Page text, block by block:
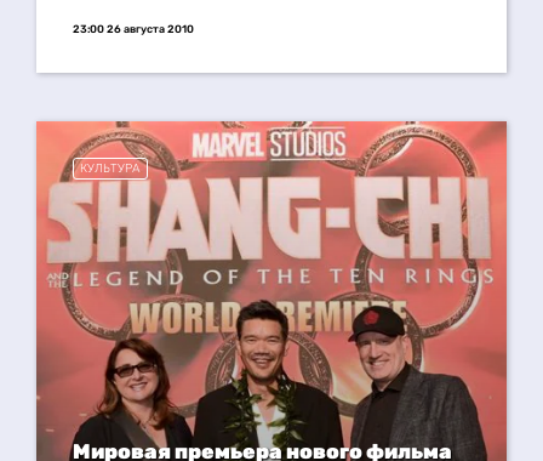
23:00 26 августа 2010
КУЛЬТУРА
Мировая премьера нового фильма